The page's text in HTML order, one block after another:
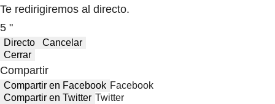
Te redirigiremos al directo.
5 "
Directo
Cancelar
Cerrar
Compartir
Compartir en Facebook Facebook
Compartir en Twitter Twitter